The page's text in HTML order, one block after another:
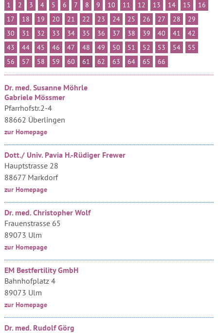
1 2 3 4 5 6 7 8 9 10 11 12 13 14 15
16
17
18 19 20 21 22 23 24 25 26 27 28
29
30
31 32 33 34 35 36 37 38 39 40 41
42
43
44 45 46 47 48 49 50 51 52 53 54
55
56
57 58 59 60 61 62 63 64 65 66
Dr. med. Susanne Möhrle
Gabriele Mössmer
Pfarrhofstr.2-4
88662 Überlingen
zur Homepage
Dott./ Univ. Pavia H.-Rüdiger Frewer
Hauptstrasse 28
88677 Markdorf
zur Homepage
Dr. med. Christopher Wolf
Frauenstrasse 65
89073 Ulm
zur Homepage
EM Bestfertility GmbH
Bahnhofplatz 4
89073 Ulm
zur Homepage
Dr. med. Rudolf Görg